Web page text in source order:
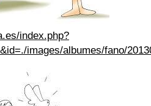
index.php?
images/albumes/fano/